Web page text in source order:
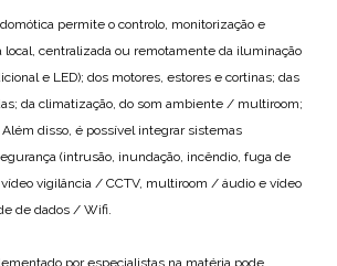
permite o controlo, monitorização e
local, centralizada ou remotamente da iluminação
e LED); dos motores, estores e cortinas; das
da climatização, do som ambiente / multiroom;
disso, é possível integrar sistemas
(intrusão, inundação, incêndio, fuga de
vídeo vigilância / CCTV, multiroom / áudio e vídeo
de dados / Wifi.